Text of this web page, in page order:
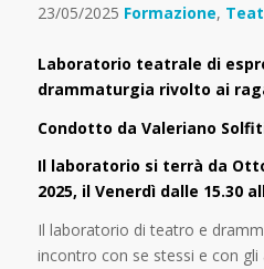
23/05/2025 Formazione,
Laboratorio teatrale di
drammaturgia rivolto ai
Condotto da Valeriano
Il laboratorio si terrà da
2025, il Venerdì dalle 15.30
Il laboratorio di teatro e
incontro con se stessi e con